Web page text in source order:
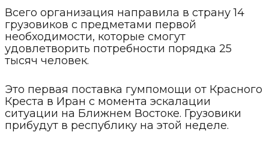
Всего организация направила в страну 14
грузовиков с предметами первой
необходимости, которые смогут
удовлетворить потребности порядка 25
тысяч человек.
Это первая поставка гумпомощи от Красного
Креста в Иран с момента эскалации
ситуации на Ближнем Востоке. Грузовики
прибудут в республику на этой неделе.